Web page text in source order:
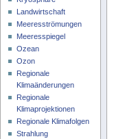
Landwirtschaft
Meeresströmungen
Meeresspiegel
Ozean
Ozon
Regionale
Klimaänderungen
Regionale
Klimaprojektionen
Regionale Klimafolgen
Strahlung